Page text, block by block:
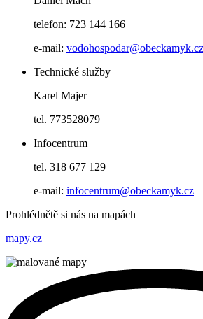
telefon: 723 144 166
e-mail: vodohospodar@obeckamyk.cz
Technické služby
Karel Majer
tel. 773528079
Infocentrum
tel. 318 677 129
e-mail: infocentrum@obeckamyk.cz
Prohlédnětě si nás na mapách
mapy.cz